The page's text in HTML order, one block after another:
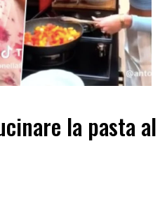
la pasta al